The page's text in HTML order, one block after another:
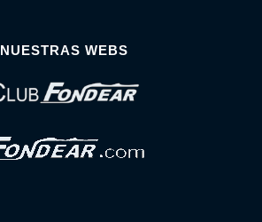
NUESTRAS WEBS